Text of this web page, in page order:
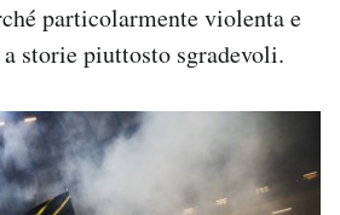
particolarmente violenta e
storie piuttosto sgradevoli.